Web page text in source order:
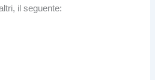
il seguente: